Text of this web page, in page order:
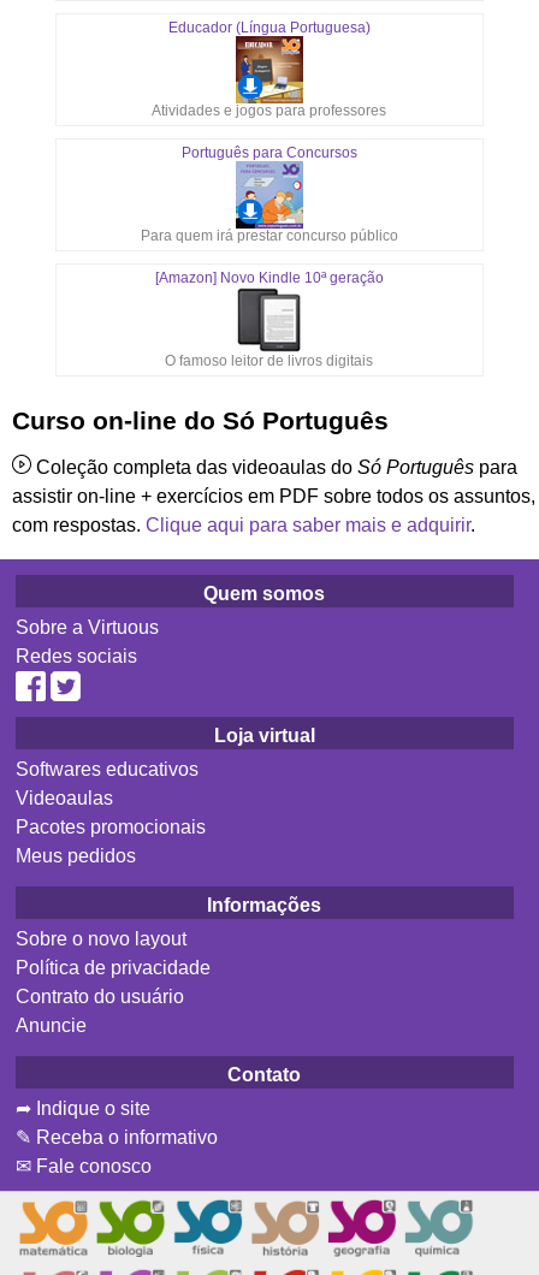
Educador (Língua Portuguesa)
Atividades e jogos para professores
Português para Concursos
Para quem irá prestar concurso público
[Amazon] Novo Kindle 10ª geração
O famoso leitor de livros digitais
Curso on-line do Só Português
Coleção completa das videoaulas do Só Português para
assistir on-line + exercícios em PDF sobre todos os assuntos,
com respostas. Clique aqui para saber mais e adquirir.
Quem somos
Sobre a Virtuous
Redes sociais
Loja virtual
Softwares educativos
Videoaulas
Pacotes promocionais
Meus pedidos
Informações
Sobre o novo layout
Política de privacidade
Contrato do usuário
Anuncie
Contato
➦ Indique o site
✎ Receba o informativo
✉ Fale conosco